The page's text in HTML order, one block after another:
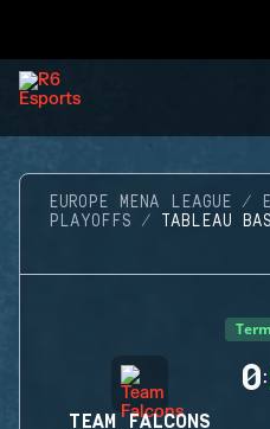
EUROPE MENA LEAGUE
PLAYOFFS
TABLEAU
TEAM FALCONS
0: